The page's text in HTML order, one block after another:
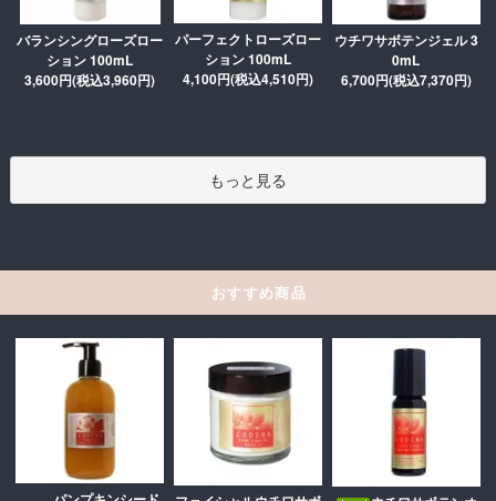
バランシングローズロー
ション 100mL
3,600円(税込3,960円)
パーフェクトローズロー
ション 100mL
4,100円(税込4,510円)
ウチワサボテンジェル 3
0mL
6,700円(税込7,370円)
もっと見る
おすすめ商品